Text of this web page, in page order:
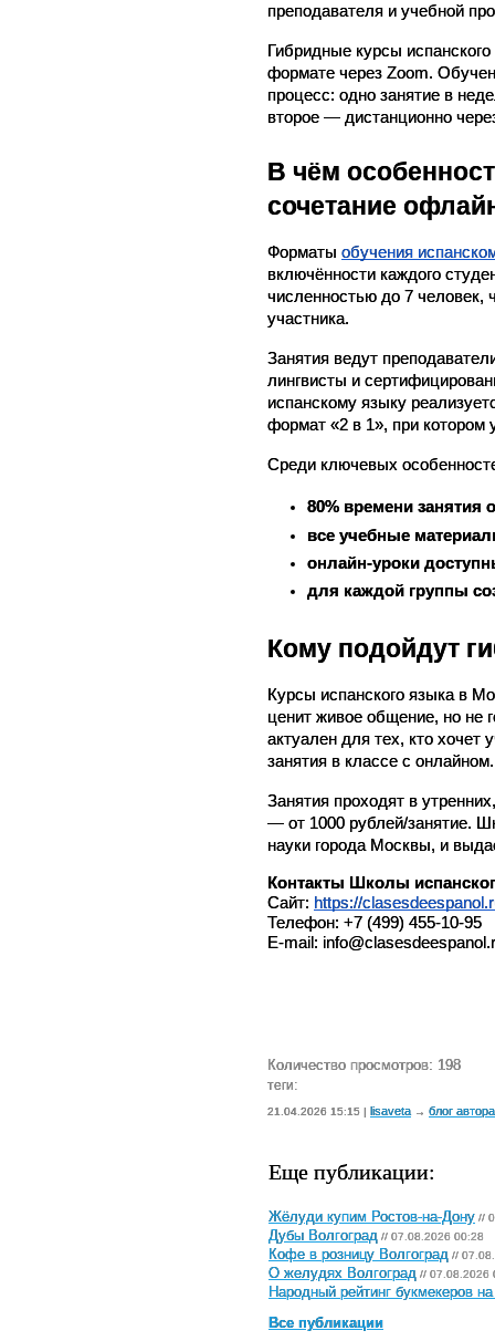
преподавателя и учебной
Гибридные курсы
формате через Zoom.
процесс: одно занятие в
второе — дистанционно
В чём
сочетание
Форматы обучения
включённости каждого
численностью до 7 человек,
участника.
Занятия ведут
лингвисты и
испанскому языку
формат «2 в 1», при котором
Среди ключевых
80% времени занятия
все учебные
онлайн-уроки
для каждой группы
Кому подойдут
Курсы испанского языка в
ценит живое общение, но не
актуален для тех, кто хочет
занятия в классе с онлайном.
Занятия проходят в
— от 1000 рублей/занятие.
науки города Москвы, и
Контакты Школы
Сайт: https://
Телефон: +7 (499) 455-10-95
E-mail:
Количество просмотров: 198
теги:
21.04.2026 15:15 | lisaveta → блог автора
Еще публикации:
Жёлуди купим Ростов-на-Дону //
Дубы Волгоград // 07.08.2026 00:28
Кофе в розницу Волгоград //
О желудях Волгоград // 07.08.2026
Народный рейтинг букмекеров
Все публикации